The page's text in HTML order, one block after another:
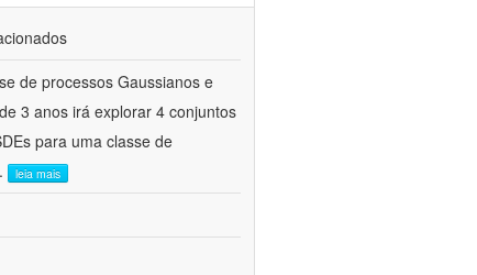
de processos Gaussianos e
3 anos irá explorar 4 conjuntos
para uma classe de
leia mais